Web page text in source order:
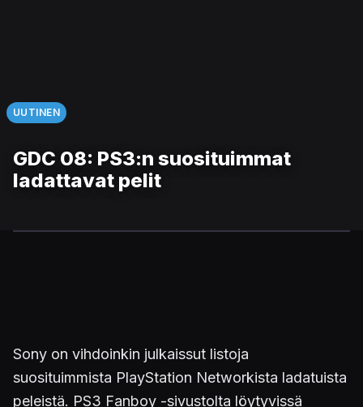
UUTINEN
GDC 08: PS3:n suosituimmat
ladattavat pelit
Sony on vihdoinkin julkaissut listoja
suosituimmista PlayStation Networkista ladatuista
peleistä. PS3 Fanboy -sivustolta löytyvissä